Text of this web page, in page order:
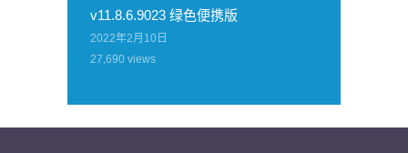
v11.8.6.9023 绿色便携版
2022年2月10日
27,690 views